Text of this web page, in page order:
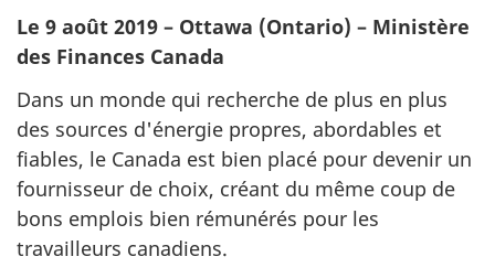
Le 9 août 2019 – Ottawa (Ontario) – Ministère
des Finances Canada
Dans un monde qui recherche de plus en plus
des sources d'énergie propres, abordables et
fiables, le Canada est bien placé pour devenir un
fournisseur de choix, créant du même coup de
bons emplois bien rémunérés pour les
travailleurs canadiens.